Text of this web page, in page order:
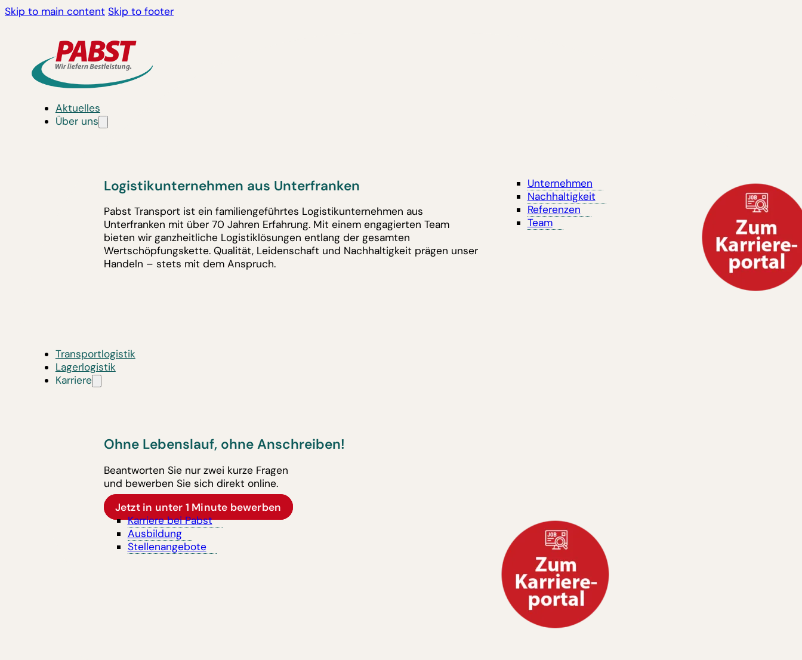
Skip to main content Skip to footer
Aktuelles
Über uns
Logistikunternehmen aus Unterfranken
Pabst Transport ist ein familiengeführtes Logistikunternehmen aus
Unterfranken mit über 70 Jahren Erfahrung. Mit einem engagierten Team
bieten wir ganzheitliche Logistiklösungen entlang der gesamten
Wertschöpfungskette. Qualität, Leidenschaft und Nachhaltigkeit prägen unser
Handeln – stets mit dem Anspruch.
Unternehmen
Nachhaltigkeit
Referenzen
Team
Transportlogistik
Lagerlogistik
Karriere
Ohne Lebenslauf, ohne Anschreiben!
Beantworten Sie nur zwei kurze Fragen
und bewerben Sie sich direkt online.
Jetzt in unter 1 Minute bewerben
Karriere bei Pabst
Ausbildung
Stellenangebote